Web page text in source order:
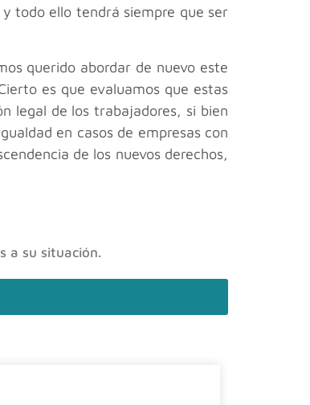
todo ello tendrá siempre que ser
querido abordar de nuevo este
es que evaluamos que estas
legal de los trabajadores, si bien
en casos de empresas con
de los nuevos derechos,
a su situación.